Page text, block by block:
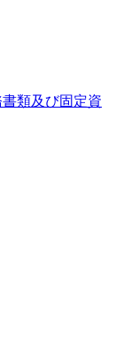
類及び固定資